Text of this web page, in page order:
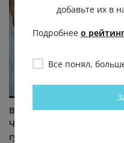
Визит Шумкова в
Черемухово: что осмотрел
губернатор и на что
добавьте их в
Подробнее о
Все понял,